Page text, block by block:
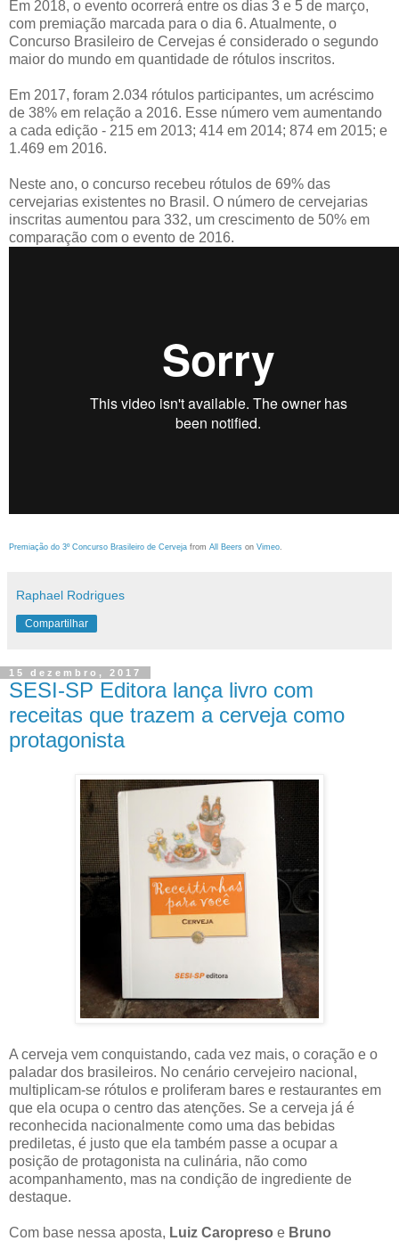
Em 2018, o evento ocorrerá entre os dias 3 e 5 de março,
com premiação marcada para o dia 6. Atualmente, o
Concurso Brasileiro de Cervejas é considerado o segundo
maior do mundo em quantidade de rótulos inscritos.
Em 2017, foram 2.034 rótulos participantes, um acréscimo
de 38% em relação a 2016. Esse número vem aumentando
a cada edição - 215 em 2013; 414 em 2014; 874 em 2015; e
1.469 em 2016.
Neste ano, o concurso recebeu rótulos de 69% das
cervejarias existentes no Brasil. O número de cervejarias
inscritas aumentou para 332, um crescimento de 50% em
comparação com o evento de 2016.
Premiação do 3º Concurso Brasileiro de Cerveja from All Beers on Vimeo.
Raphael Rodrigues
Compartilhar
15 dezembro, 2017
SESI-SP Editora lança livro com
receitas que trazem a cerveja como
protagonista
A cerveja vem conquistando, cada vez mais, o coração e o
paladar dos brasileiros. No cenário cervejeiro nacional,
multiplicam-se rótulos e proliferam bares e restaurantes em
que ela ocupa o centro das atenções. Se a cerveja já é
reconhecida nacionalmente como uma das bebidas
prediletas, é justo que ela também passe a ocupar a
posição de protagonista na culinária, não como
acompanhamento, mas na condição de ingrediente de
destaque.
Com base nessa aposta, Luiz Caropreso e Bruno